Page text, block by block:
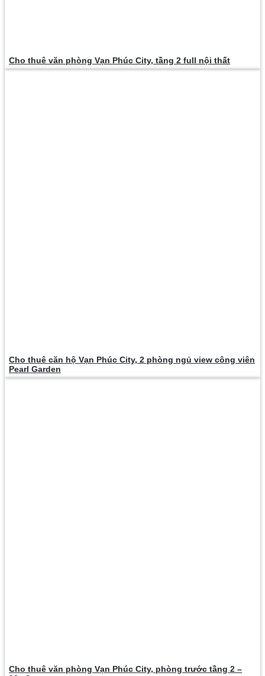
Cho thuê văn phòng Vạn Phúc City, tầng 2 full nội thất
Cho thuê căn hộ Vạn Phúc City, 2 phòng ngủ view công viên
Pearl Garden
Cho thuê văn phòng Vạn Phúc City, phòng trước tầng 2 –